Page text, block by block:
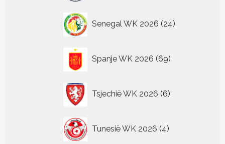
Senegal WK 2026 24
producten
Spanje WK 2026 69
producten
Tsjechië WK 2026 6
producten
Tunesië WK 2026 4
producten